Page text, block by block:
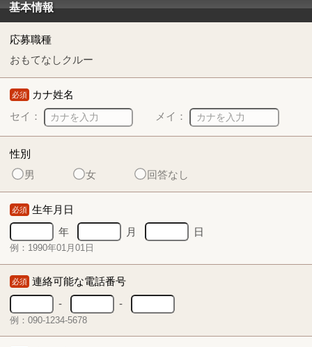
基本情報
応募職種
おもてなしクルー
必須 カナ姓名
セイ：
メイ：
性別
男
女 回答なし
必須 生年月日
年
月 日
例：1990年01月01日
必須 連絡可能な電話番号
-
-
例：090-1234-5678